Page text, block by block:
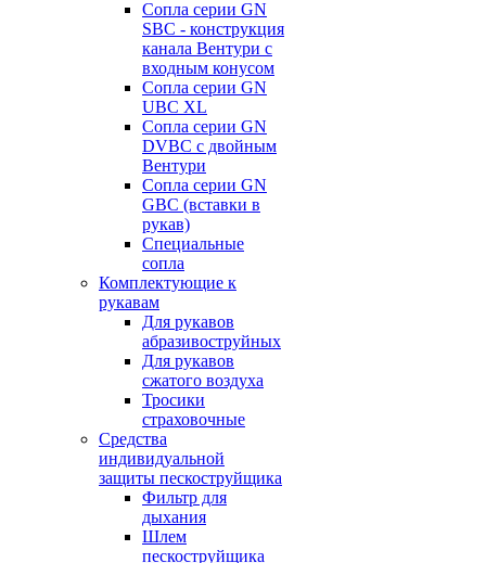
Сопла серии GN
SBC - конструкция
канала Вентури c
входным конусом
Сопла серии GN
UBC XL
Сопла серии GN
DVBC с двойным
Вентури
Сопла серии GN
GBC (вставки в
рукав)
Специальные
сопла
Комплектующие к
рукавам
Для рукавов
абразивоструйных
Для рукавов
сжатого воздуха
Тросики
страховочные
Средства
индивидуальной
защиты пескоструйщика
Фильтр для
дыхания
Шлем
пескоструйщика